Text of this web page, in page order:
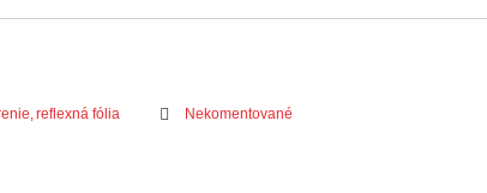
reflexná fólia Nekomentované